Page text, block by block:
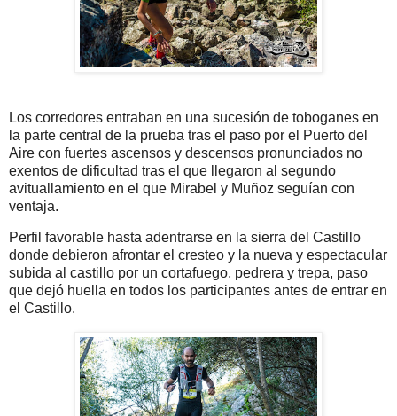
Los corredores entraban en una sucesión de toboganes en
la parte central de la prueba tras el paso por el Puerto del
Aire con fuertes ascensos y descensos pronunciados no
exentos de dificultad tras el que llegaron al segundo
avituallamiento en el que Mirabel y Muñoz seguían con
ventaja.
Perfil favorable hasta adentrarse en la sierra del Castillo
donde debieron afrontar el cresteo y la nueva y espectacular
subida al castillo por un cortafuego, pedrera y trepa, paso
que dejó huella en todos los participantes antes de entrar en
el Castillo.